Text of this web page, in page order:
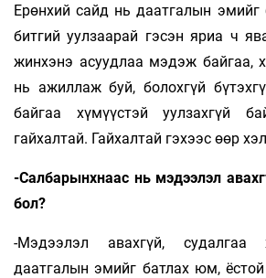
Ерөнхий сайд нь даатгалын эмийг
битгий уулзаарай гэсэн яриа ч
жинхэнэ асуудлаа мэ­дэж байгаа,
нь ажиллаж буй, болохгүй
байгаа хүмүүстэй уулзахгүй
гайхалтай. Гайхалтай гэхээс өөр
-Салбарынхнаас нь мэдээлэл
бол?
-Мэдээлэл авахгүй, судалгаа
даатгалын эмийг батлах юм,